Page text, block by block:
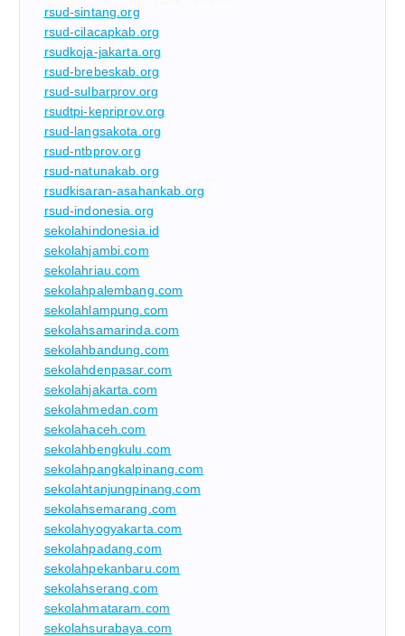
rsud-sintang.org
rsud-cilacapkab.org
rsudkoja-jakarta.org
rsud-brebeskab.org
rsud-sulbarprov.org
rsudtpi-kepriprov.org
rsud-langsakota.org
rsud-ntbprov.org
rsud-natunakab.org
rsudkisaran-asahankab.org
rsud-indonesia.org
sekolahindonesia.id
sekolahjambi.com
sekolahriau.com
sekolahpalembang.com
sekolahlampung.com
sekolahsamarinda.com
sekolahbandung.com
sekolahdenpasar.com
sekolahjakarta.com
sekolahmedan.com
sekolahaceh.com
sekolahbengkulu.com
sekolahpangkalpinang.com
sekolahtanjungpinang.com
sekolahsemarang.com
sekolahyogyakarta.com
sekolahpadang.com
sekolahpekanbaru.com
sekolahserang.com
sekolahmataram.com
sekolahsurabaya.com